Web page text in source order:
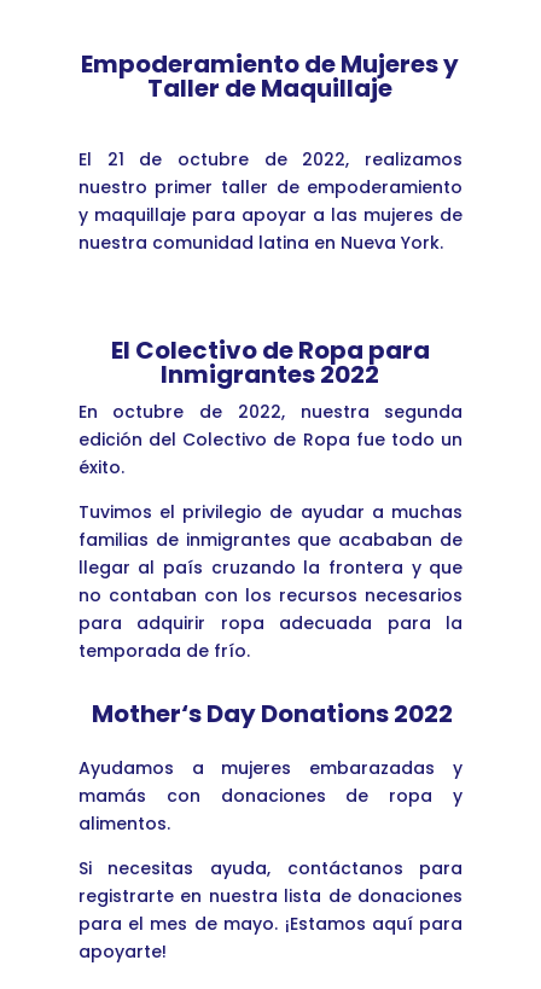
Empoderamiento de Mujeres y
Taller de Maquillaje
El 21 de octubre de 2022, realizamos
nuestro primer taller de empoderamiento
y maquillaje para apoyar a las mujeres de
nuestra comunidad latina en Nueva York.
El Colectivo de Ropa para
Inmigrantes 2022
En octubre de 2022, nuestra segunda
edición del Colectivo de Ropa fue todo un
éxito.
Tuvimos el privilegio de ayudar a muchas
familias de inmigrantes que acababan de
llegar al país cruzando la frontera y que
no contaban con los recursos necesarios
para adquirir ropa adecuada para la
temporada de frío.
Mother‘s Day Donations 2022
Ayudamos a mujeres embarazadas y
mamás con donaciones de ropa y
alimentos.
Si necesitas ayuda, contáctanos para
registrarte en nuestra lista de donaciones
para el mes de mayo. ¡Estamos aquí para
apoyarte!